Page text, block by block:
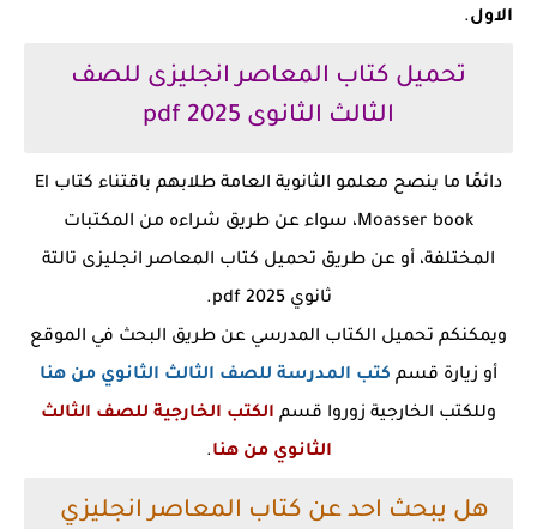
الاول.
تحميل كتاب المعاصر انجليزى للصف
الثالث الثانوى 2025 pdf
دائمًا ما ينصح معلمو الثانوية العامة طلابهم باقتناء كتاب El
Moasser book، سواء عن طريق شراءه من المكتبات
المختلفة، أو عن طريق تحميل كتاب المعاصر انجليزى تالتة
ثانوي 2025 pdf.
ويمكنكم تحميل الكتاب المدرسي عن طريق البحث في الموقع
أو زيارة قسم كتب المدرسة للصف الثالث الثانوي من هنا
وللكتب الخارجية زوروا قسم الكتب الخارجية للصف الثالث
الثانوي من هنا.
هل يبحث احد عن كتاب المعاصر انجليزي